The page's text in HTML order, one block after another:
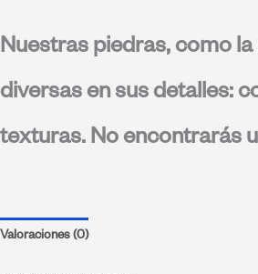
Nuestras piedras, como
diversas en sus detalles:
texturas. No encontrarás
Valoraciones (0)